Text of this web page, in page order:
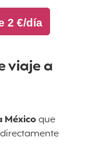
2 €/día
viaje a
Méxicoque